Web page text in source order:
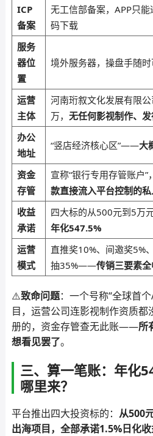
ICP
备案
无工信部备案，APP只
码下载
服务
器位
置
境外服务器，操盘手随
运营
主体
河南珩叙文化发展有限
万， 无任何影视制作、
办公
地址
“竖店经济核心区”——大
资金
存管
宣称“银行专用存管账户”，
款直接流入平台控制的
收益
承诺
四大标的从500元到5万
年化547.5%
运营
模式
直推奖10%、间邀奖5%
抽35%——传销三要素
⚠️致命问题：一个号称“全球首
目，运营公司连影视制作资质
册的，资金存管查无此账——所
想看见罢了。
三、算一笔账：年化
哪里来？
平台推出四大投资标的： 从500
出海项目，全部承诺1.5%日化